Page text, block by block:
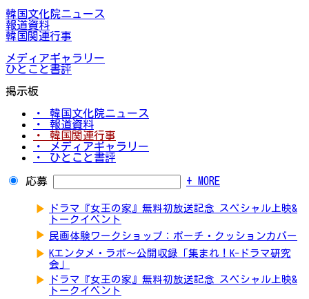
韓国文化院ニュース
報道資料
韓国関連行事
メディアギャラリー
ひとこと書評
掲示板
・ 韓国文化院ニュース
・ 報道資料
・ 韓国関連行事
・ メディアギャラリー
・ ひとこと書評
応募 + MORE
▶
ドラマ『女王の家』無料初放送記念 スペシャル上映&
トークイベント
▶ 民画体験ワークショップ：ポーチ・クッションカバー
▶ Kエンタメ・ラボ～公開収録「集まれ！K-ドラマ研究
会」
▶
ドラマ『女王の家』無料初放送記念 スペシャル上映&
トークイベント